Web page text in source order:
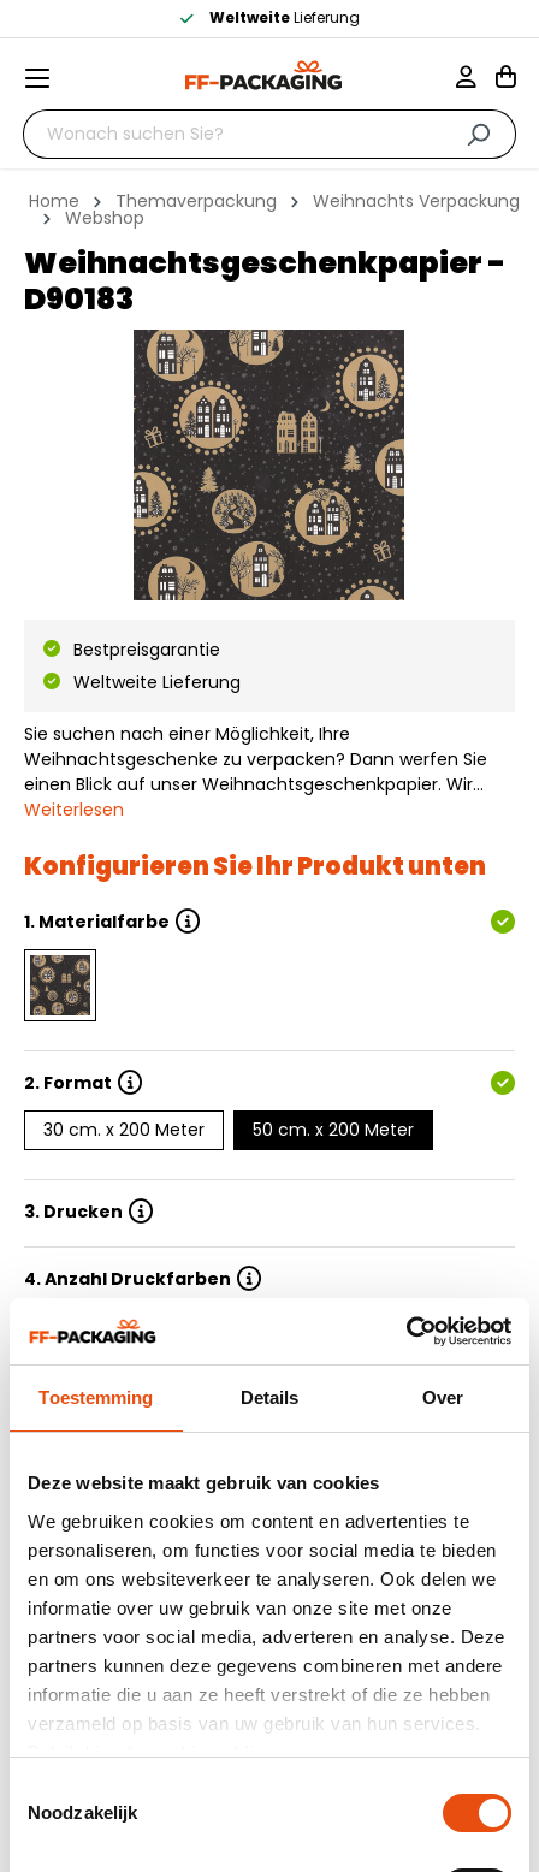
Toestemming Details Over
Deze website maakt gebruik van cookies
We gebruiken cookies om content en advertenties te
personaliseren, om functies voor social media te bieden
en om ons websiteverkeer te analyseren. Ook delen we
informatie over uw gebruik van onze site met onze
partners voor social media, adverteren en analyse. Deze
partners kunnen deze gegevens combineren met andere
informatie die u aan ze heeft verstrekt of die ze hebben
verzameld op basis van uw gebruik van hun services.
Bekijk hier decookiemelding.
Noodzakelijk
WeltweiteLieferung
Home Themaverpackung Weihnachts Verpackung
Webshop
Weihnachtsgeschenkpapier -
D90183
Bestpreisgarantie
Weltweite Lieferung
Sie suchen nach einer Möglichkeit, Ihre
Weihnachtsgeschenke zu verpacken? Dann werfen Sie
einen Blick auf unser Weihnachtsgeschenkpapier. Wir
haben mehr als 200 verschiedene Designs, Materialien
fröhliche Weihnachtsdesign macht Ihr Geschenk zu
einem s…
Weiterlesen
Konfigurieren Sie Ihr Produkt unten
1. Materialfarbe
2. Format
30 cm. x 200 Meter
50 cm. x 200 Meter
3. Drucken
4. Anzahl Druckfarben
5. Auflage
7. Design einreichen
Zusammenfassung
464 beurteilung
Gesamtpreis
exkl. MwSt. 87,34 €*
Produktnummer: